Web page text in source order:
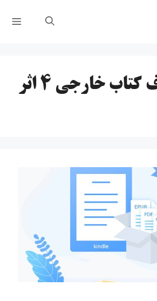
خرید پی دی اف کتاب خارجی ۴ اثر